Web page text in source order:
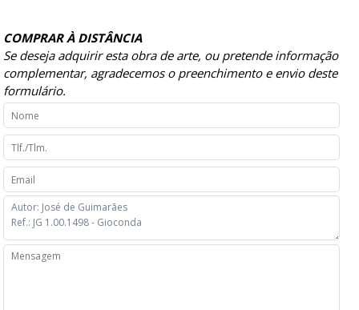
COMPRAR À DISTÂNCIA
Se deseja adquirir esta obra de arte, ou pretende informação
complementar, agradecemos o preenchimento e envio deste
formulário.